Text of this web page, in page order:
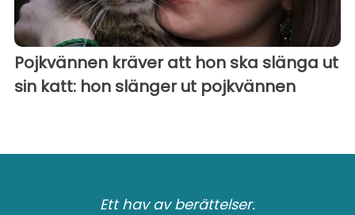
Pojkvännen kräver att hon ska slänga ut
sin katt: hon slänger ut pojkvännen
Ett hav av berättelser.